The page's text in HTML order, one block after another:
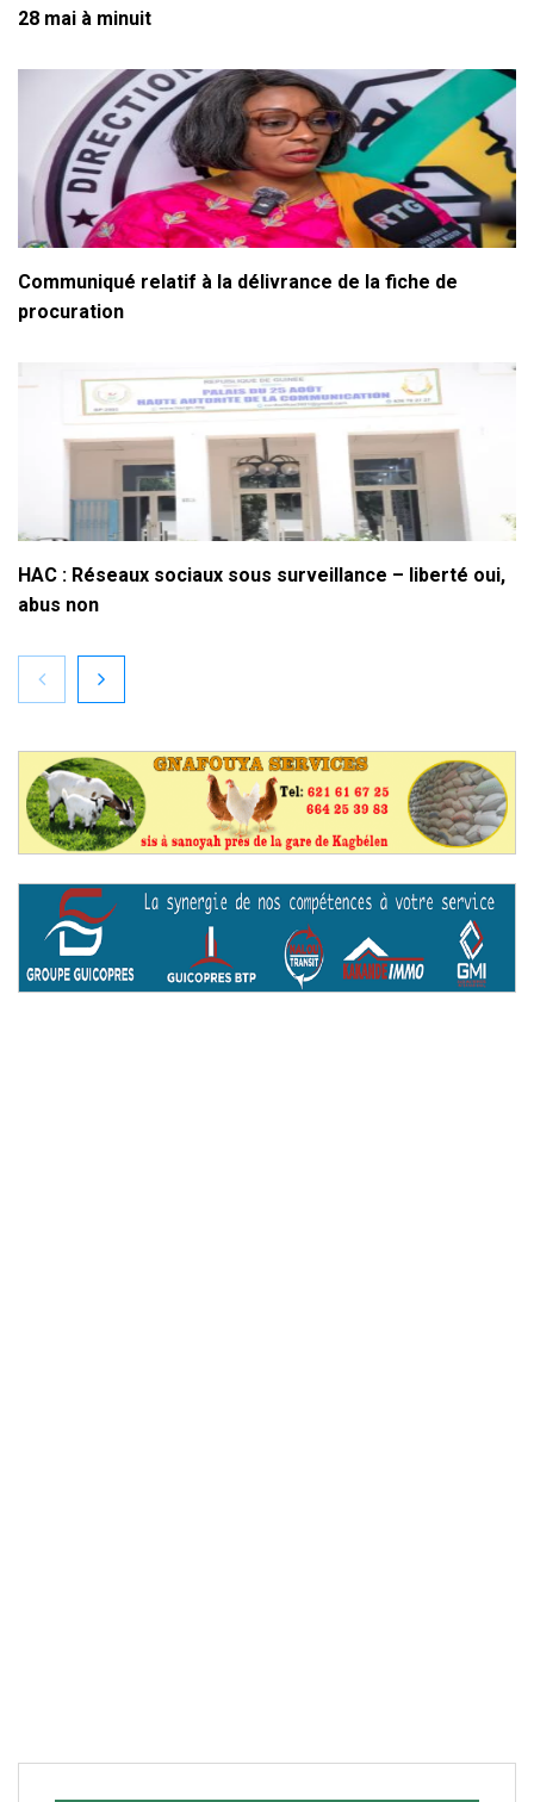
28 mai à minuit
Communiqué relatif à la délivrance de la fiche de
procuration
HAC : Réseaux sociaux sous surveillance – liberté oui,
abus non